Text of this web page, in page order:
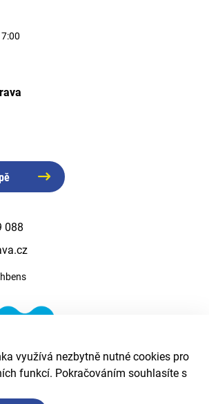
využívá nezbytně nutné cookies pro
funkcí. Pokračováním souhlasíte s
088